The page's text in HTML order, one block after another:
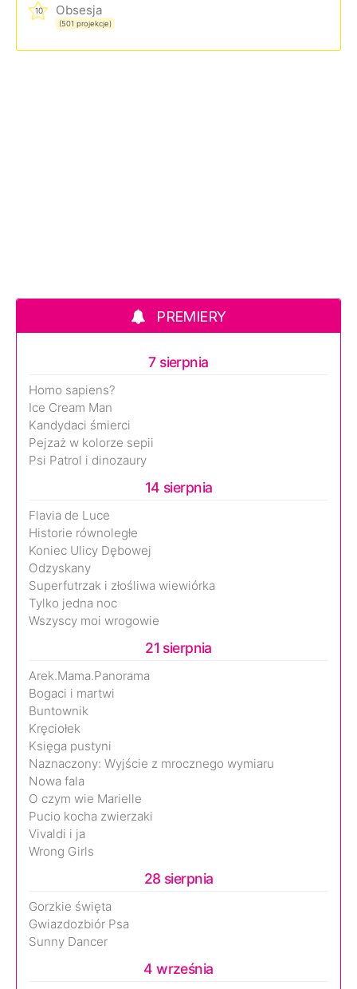
10 Obsesja
(501 projekcje)
PREMIERY
7 sierpnia
Homo sapiens?
Ice Cream Man
Kandydaci śmierci
Pejzaż w kolorze sepii
Psi Patrol i dinozaury
14 sierpnia
Flavia de Luce
Historie równoległe
Koniec Ulicy Dębowej
Odzyskany
Superfutrzak i złośliwa wiewiórka
Tylko jedna noc
Wszyscy moi wrogowie
21 sierpnia
Arek.Mama.Panorama
Bogaci i martwi
Buntownik
Kręciołek
Księga pustyni
Naznaczony: Wyjście z mrocznego wymiaru
Nowa fala
O czym wie Marielle
Pucio kocha zwierzaki
Vivaldi i ja
Wrong Girls
28 sierpnia
Gorzkie święta
Gwiazdozbiór Psa
Sunny Dancer
4 września